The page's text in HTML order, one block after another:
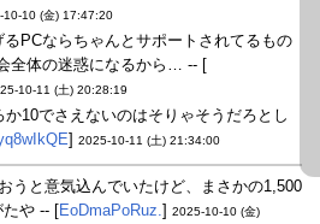
10-10 (金) 17:47:20
るPCならちゃんとサポートされてるもの
全体の迷惑になるから… -- [
10-11 (土) 20:28:19
か10でさえないのはそりゃそうだろとし
] 2025-10-11 (土) 21:34:00
うと意気込んでいたけど、まさかの1,500
たや -- [EoDmaPoRuz.] 2025-10-10 (金)